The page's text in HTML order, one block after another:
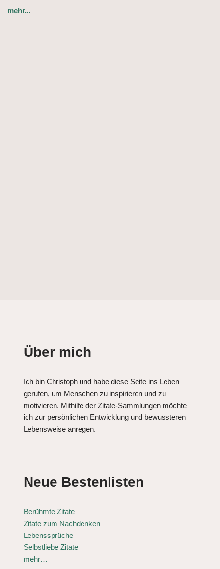
mehr...
Über mich
Ich bin Christoph und habe diese Seite ins Leben
gerufen, um Menschen zu inspirieren und zu
motivieren. Mithilfe der Zitate-Sammlungen möchte
ich zur persönlichen Entwicklung und bewussteren
Lebensweise anregen.
Neue Bestenlisten
Berühmte Zitate
Zitate zum Nachdenken
Lebenssprüche
Selbstliebe Zitate
mehr…